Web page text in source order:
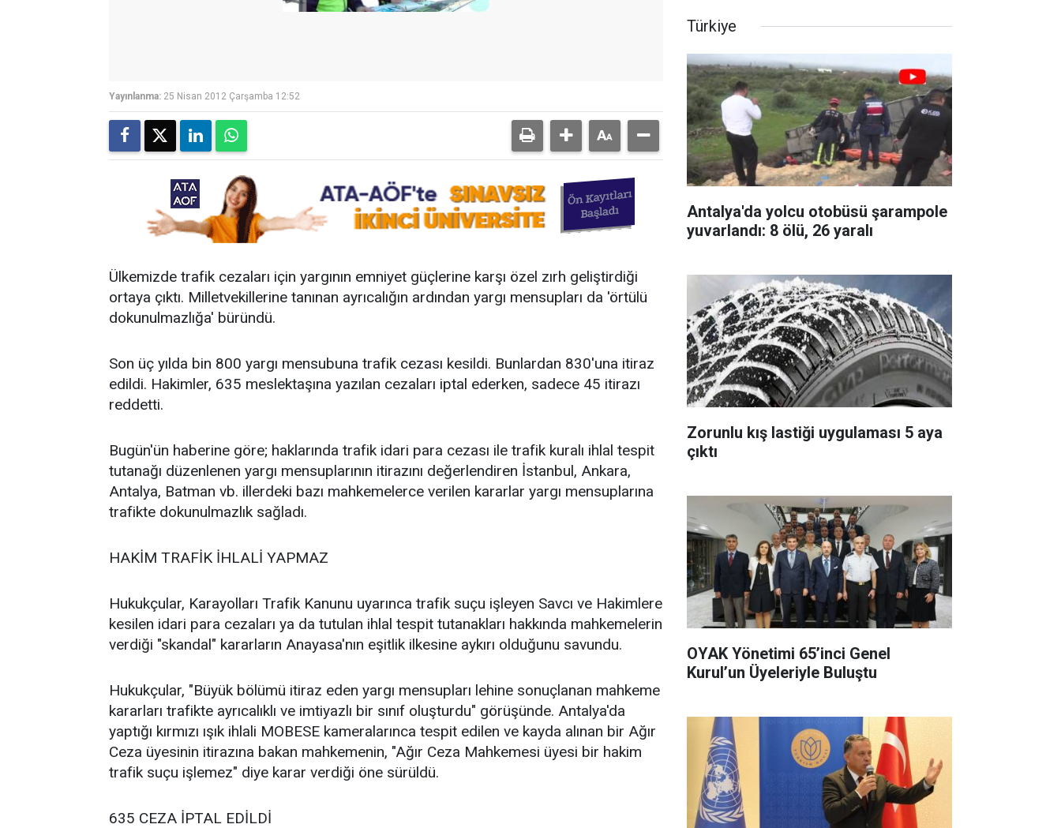
Yayınlanma: 25 Nisan 2012 Çarşamba 12:52
Ülkemizde trafik cezaları için yargının emniyet güçlerine karşı özel zırh geliştirdiği
ortaya çıktı. Milletvekillerine tanınan ayrıcalığın ardından yargı mensupları da 'örtülü
dokunulmazlığa' büründü.
Son üç yılda bin 800 yargı mensubuna trafik cezası kesildi. Bunlardan 830'una itiraz
edildi. Hakimler, 635 meslektaşına yazılan cezaları iptal ederken, sadece 45 itirazı
reddetti.
Bugün'ün haberine göre; haklarında trafik idari para cezası ile trafik kuralı ihlal tespit
tutanağı düzenlenen yargı mensuplarının itirazını değerlendiren İstanbul, Ankara,
Antalya, Batman vb. illerdeki bazı mahkemelerce verilen kararlar yargı mensuplarına
trafikte dokunulmazlık sağladı.
HAKİM TRAFİK İHLALİ YAPMAZ
Hukukçular, Karayolları Trafik Kanunu uyarınca trafik suçu işleyen Savcı ve Hakimlere
kesilen idari para cezaları ya da tutulan ihlal tespit tutanakları hakkında mahkemelerin
verdiği "skandal" kararların Anayasa'nın eşitlik ilkesine aykırı olduğunu savundu.
Hukukçular, "Büyük bölümü itiraz eden yargı mensupları lehine sonuçlanan mahkeme
kararları trafikte ayrıcalıklı ve imtiyazlı bir sınıf oluşturdu" görüşünde. Antalya'da
yaptığı kırmızı ışık ihlali MOBESE kameralarınca tespit edilen ve kayda alınan bir Ağır
Ceza üyesinin itirazına bakan mahkemenin, "Ağır Ceza Mahkemesi üyesi bir hakim
trafik suçu işlemez" diye karar verdiği öne sürüldü.
635 CEZA İPTAL EDİLDİ
Türkiye
Antalya'da yolcu otobüsü şarampole
yuvarlandı: 8 ölü, 26 yaralı
Zorunlu kış lastiği uygulaması 5 aya
çıktı
OYAK Yönetimi 65’inci Genel
Kurul’un Üyeleriyle Buluştu